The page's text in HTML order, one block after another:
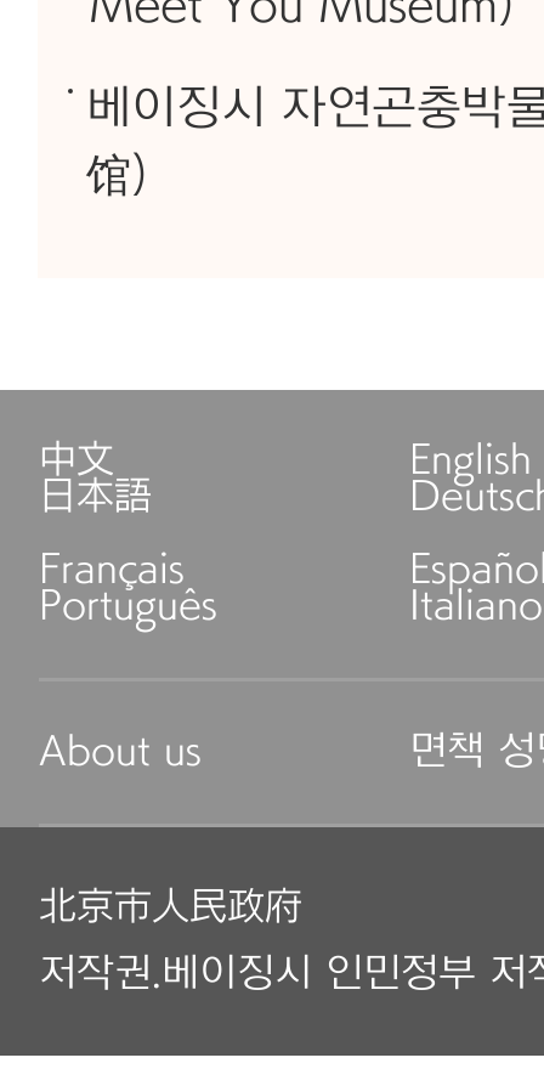
베이징시 자연곤충박
馆)
中文 English
日本語
Français
Português Italiano
About us 면책
北京市人民政府
저작권.베이징시 인민정부